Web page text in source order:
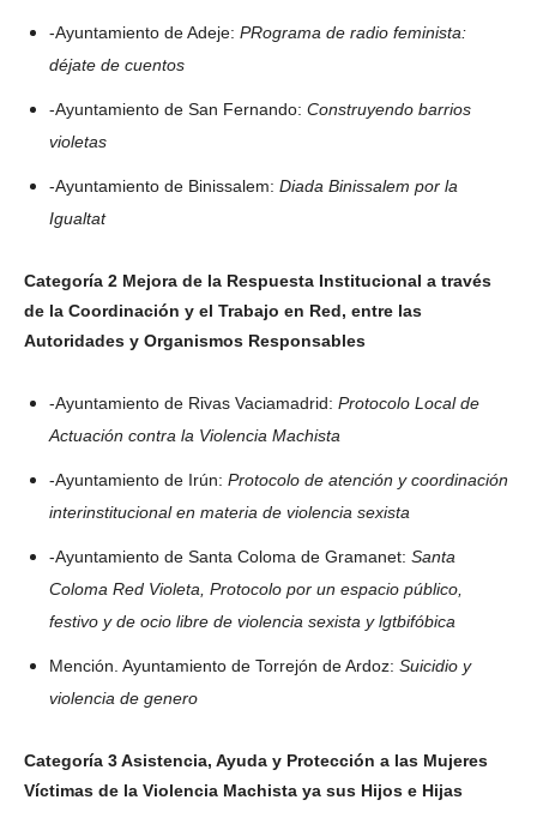
-Ayuntamiento de Adeje: PRograma de radio feminista:
déjate de cuentos
-Ayuntamiento de San Fernando: Construyendo barrios
violetas
-Ayuntamiento de Binissalem: Diada Binissalem por la
Igualtat
Categoría 2 Mejora de la Respuesta Institucional a través
de la Coordinación y el Trabajo en Red, entre las
Autoridades y Organismos Responsables
-Ayuntamiento de Rivas Vaciamadrid: Protocolo Local de
Actuación contra la Violencia Machista
-Ayuntamiento de Irún: Protocolo de atención y coordinación
interinstitucional en materia de violencia sexista
-Ayuntamiento de Santa Coloma de Gramanet: Santa
Coloma Red Violeta, Protocolo por un espacio público,
festivo y de ocio libre de violencia sexista y lgtbifóbica
Mención. Ayuntamiento de Torrejón de Ardoz: Suicidio y
violencia de genero
Categoría 3 Asistencia, Ayuda y Protección a las Mujeres
Víctimas de la Violencia Machista ya sus Hijos e Hijas